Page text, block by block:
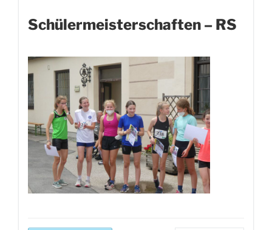
Schülermeisterschaften – RS